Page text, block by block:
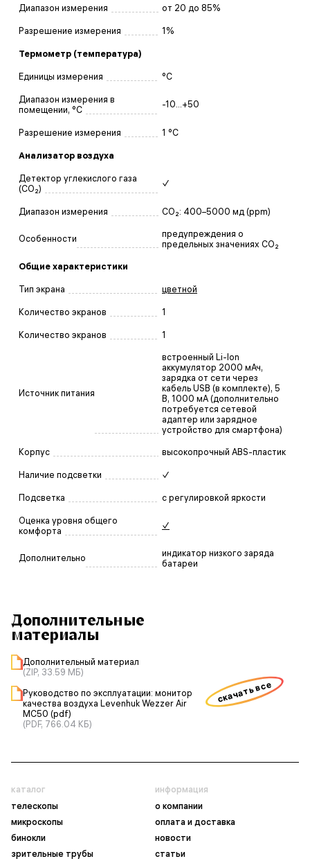
Диапазон измерения от 20 до 85%
Разрешение измерения 1%
Термометр (температура)
Единицы измерения °C
Диапазон измерения в
помещении, °C
-10...+50
Разрешение измерения 1 °C
Анализатор воздуха
Детектор углекислого газа
(CO₂)
✓
Диапазон измерения CO₂: 400–5000 мд (ppm)
Особенности
предупреждения о
предельных значениях CO₂
Общие характеристики
Тип экрана цветной
Количество экранов 1
Количество экранов 1
Источник питания
встроенный Li-Ion
аккумулятор 2000 мАч,
зарядка от сети через
кабель USB (в комплекте), 5
В, 1000 мА (дополнительно
потребуется сетевой
адаптер или зарядное
устройство для смартфона)
Корпус высокопрочный ABS-пластик
Наличие подсветки ✓
Подсветка с регулировкой яркости
Оценка уровня общего
комфорта
✓
Дополнительно
индикатор низкого заряда
батареи
Дополнительные
материалы
Дополнительный материал
(ZIP, 33.59 МБ)
Руководство по эксплуатации: монитор
качества воздуха Levenhuk Wezzer Air
MC50 (pdf)
(PDF, 766.04 КБ)
скачать все
каталог
телескопы
микроскопы
бинокли
зрительные трубы
информация
о компании
оплата и доставка
новости
статьи